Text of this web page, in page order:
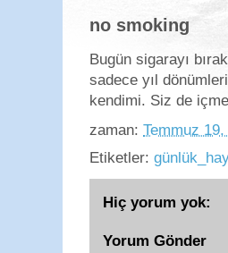
no smoking
Bugün sigarayı
sadece yıl
kendimi. Siz de
zaman: Temmuz 19,
Etiketler:
Hiç yorum yok:
Yorum Gönder